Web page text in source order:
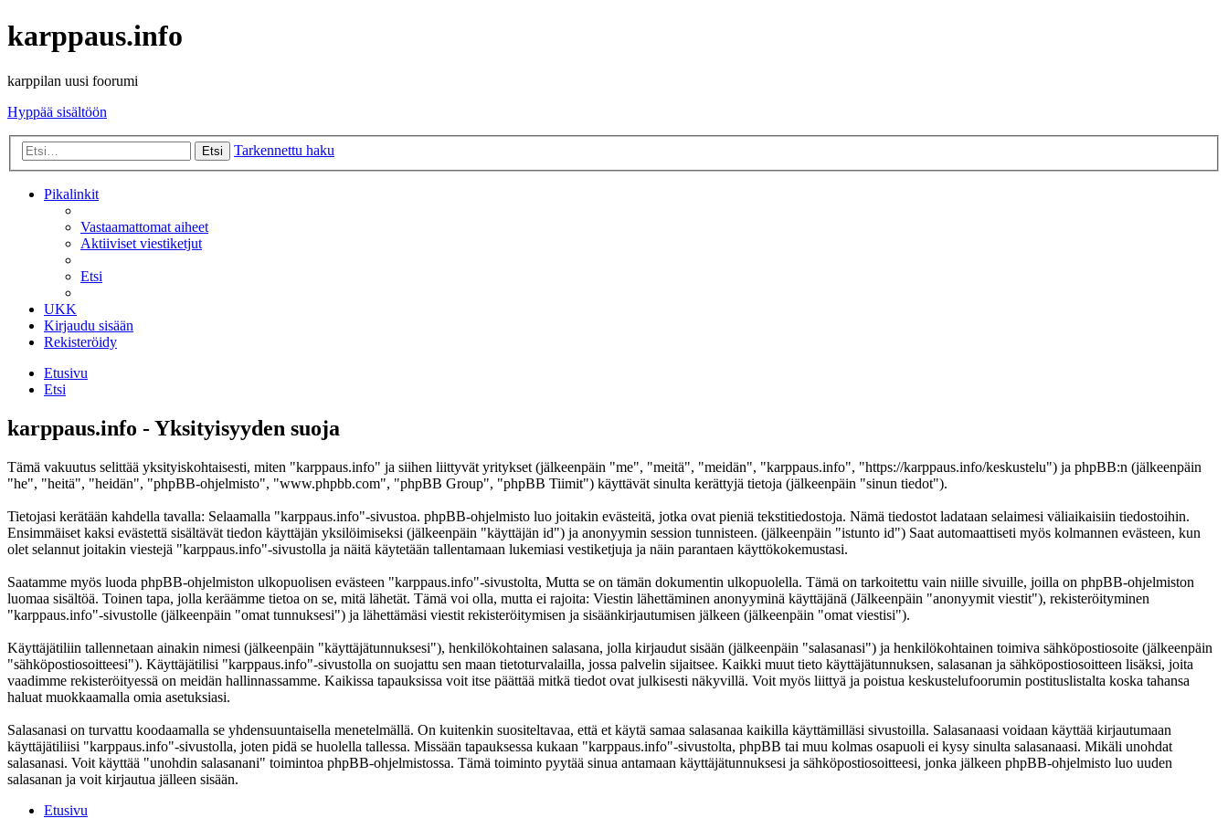
karppaus.info
karppilan uusi foorumi
Hyppää sisältöön
Etsi Tarkennettu haku
Pikalinkit
Vastaamattomat aiheet
Aktiiviset viestiketjut
Etsi
UKK
Kirjaudu sisään
Rekisteröidy
Etusivu
Etsi
karppaus.info - Yksityisyyden suoja
Tämä vakuutus selittää yksityiskohtaisesti, miten "karppaus.info" ja siihen liittyvät yritykset (jälkeenpäin "me", "meitä", "meidän", "karppaus.info", "https://karppaus.info/keskustelu") ja phpBB:n (jälkeenpäin
"he", "heitä", "heidän", "phpBB-ohjelmisto", "www.phpbb.com", "phpBB Group", "phpBB Tiimit") käyttävät sinulta kerättyjä tietoja (jälkeenpäin "sinun tiedot").
Tietojasi kerätään kahdella tavalla: Selaamalla "karppaus.info"-sivustoa. phpBB-ohjelmisto luo joitakin evästeitä, jotka ovat pieniä tekstitiedostoja. Nämä tiedostot ladataan selaimesi väliaikaisiin tiedostoihin.
Ensimmäiset kaksi evästettä sisältävät tiedon käyttäjän yksilöimiseksi (jälkeenpäin "käyttäjän id") ja anonyymin session tunnisteen. (jälkeenpäin "istunto id") Saat automaattiseti myös kolmannen evästeen, kun
olet selannut joitakin viestejä "karppaus.info"-sivustolla ja näitä käytetään tallentamaan lukemiasi vestiketjuja ja näin parantaen käyttökokemustasi.
Saatamme myös luoda phpBB-ohjelmiston ulkopuolisen evästeen "karppaus.info"-sivustolta, Mutta se on tämän dokumentin ulkopuolella. Tämä on tarkoitettu vain niille sivuille, joilla on phpBB-ohjelmiston
luomaa sisältöä. Toinen tapa, jolla keräämme tietoa on se, mitä lähetät. Tämä voi olla, mutta ei rajoita: Viestin lähettäminen anonyyminä käyttäjänä (Jälkeenpäin "anonyymit viestit"), rekisteröityminen
"karppaus.info"-sivustolle (jälkeenpäin "omat tunnuksesi") ja lähettämäsi viestit rekisteröitymisen ja sisäänkirjautumisen jälkeen (jälkeenpäin "omat viestisi").
Käyttäjätiliin tallennetaan ainakin nimesi (jälkeenpäin "käyttäjätunnuksesi"), henkilökohtainen salasana, jolla kirjaudut sisään (jälkeenpäin "salasanasi") ja henkilökohtainen toimiva sähköpostiosoite (jälkeenpäin
"sähköpostiosoitteesi"). Käyttäjätilisi "karppaus.info"-sivustolla on suojattu sen maan tietoturvalailla, jossa palvelin sijaitsee. Kaikki muut tieto käyttäjätunnuksen, salasanan ja sähköpostiosoitteen lisäksi, joita
vaadimme rekisteröityessä on meidän hallinnassamme. Kaikissa tapauksissa voit itse päättää mitkä tiedot ovat julkisesti näkyvillä. Voit myös liittyä ja poistua keskustelufoorumin postituslistalta koska tahansa
haluat muokkaamalla omia asetuksiasi.
Salasanasi on turvattu koodaamalla se yhdensuuntaisella menetelmällä. On kuitenkin suositeltavaa, että et käytä samaa salasanaa kaikilla käyttämilläsi sivustoilla. Salasanaasi voidaan käyttää kirjautumaan
käyttäjätiliisi "karppaus.info"-sivustolla, joten pidä se huolella tallessa. Missään tapauksessa kukaan "karppaus.info"-sivustolta, phpBB tai muu kolmas osapuoli ei kysy sinulta salasanaasi. Mikäli unohdat
salasanasi. Voit käyttää "unohdin salasanani" toimintoa phpBB-ohjelmistossa. Tämä toiminto pyytää sinua antamaan käyttäjätunnuksesi ja sähköpostiosoitteesi, jonka jälkeen phpBB-ohjelmisto luo uuden
salasanan ja voit kirjautua jälleen sisään.
Etusivu